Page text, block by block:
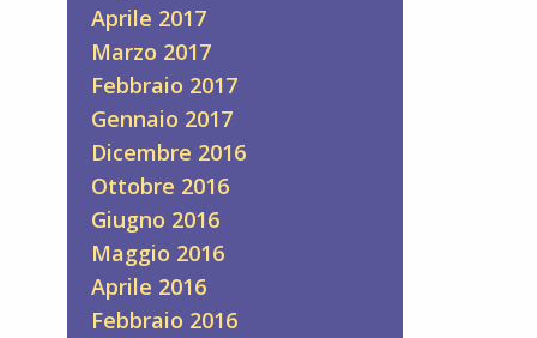
Aprile 2017
Marzo 2017
Febbraio 2017
Gennaio 2017
Dicembre 2016
Ottobre 2016
Giugno 2016
Maggio 2016
Aprile 2016
Febbraio 2016